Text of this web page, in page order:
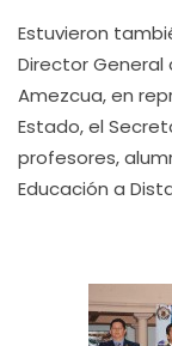
Estuvieron
Director General
Amezcua, en
Estado, el
profesores,
Educación a